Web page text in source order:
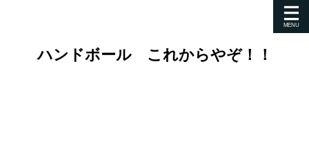
ハンドボール これからやぞ！！